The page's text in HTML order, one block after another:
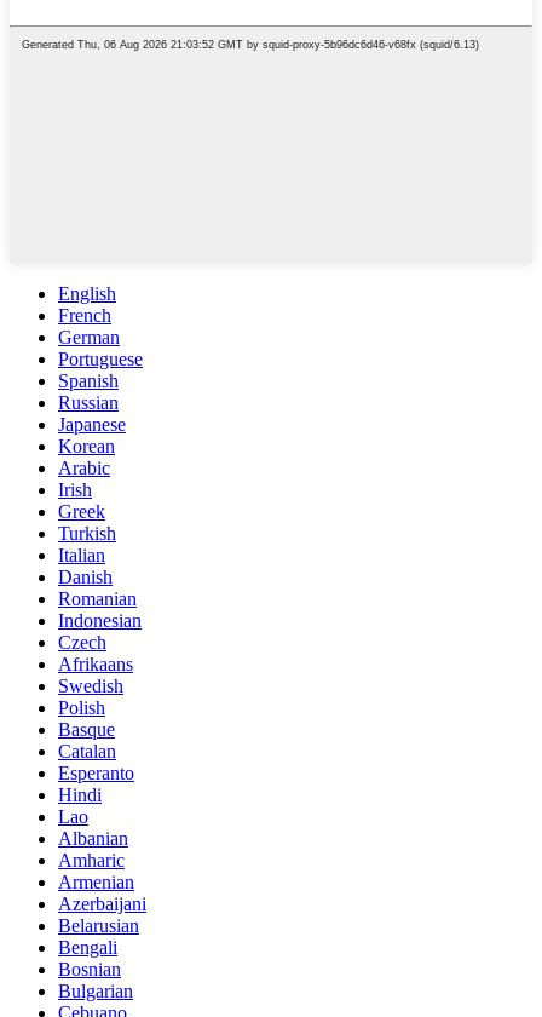
English
French
German
Portuguese
Spanish
Russian
Japanese
Korean
Arabic
Irish
Greek
Turkish
Italian
Danish
Romanian
Indonesian
Czech
Afrikaans
Swedish
Polish
Basque
Catalan
Esperanto
Hindi
Lao
Albanian
Amharic
Armenian
Azerbaijani
Belarusian
Bengali
Bosnian
Bulgarian